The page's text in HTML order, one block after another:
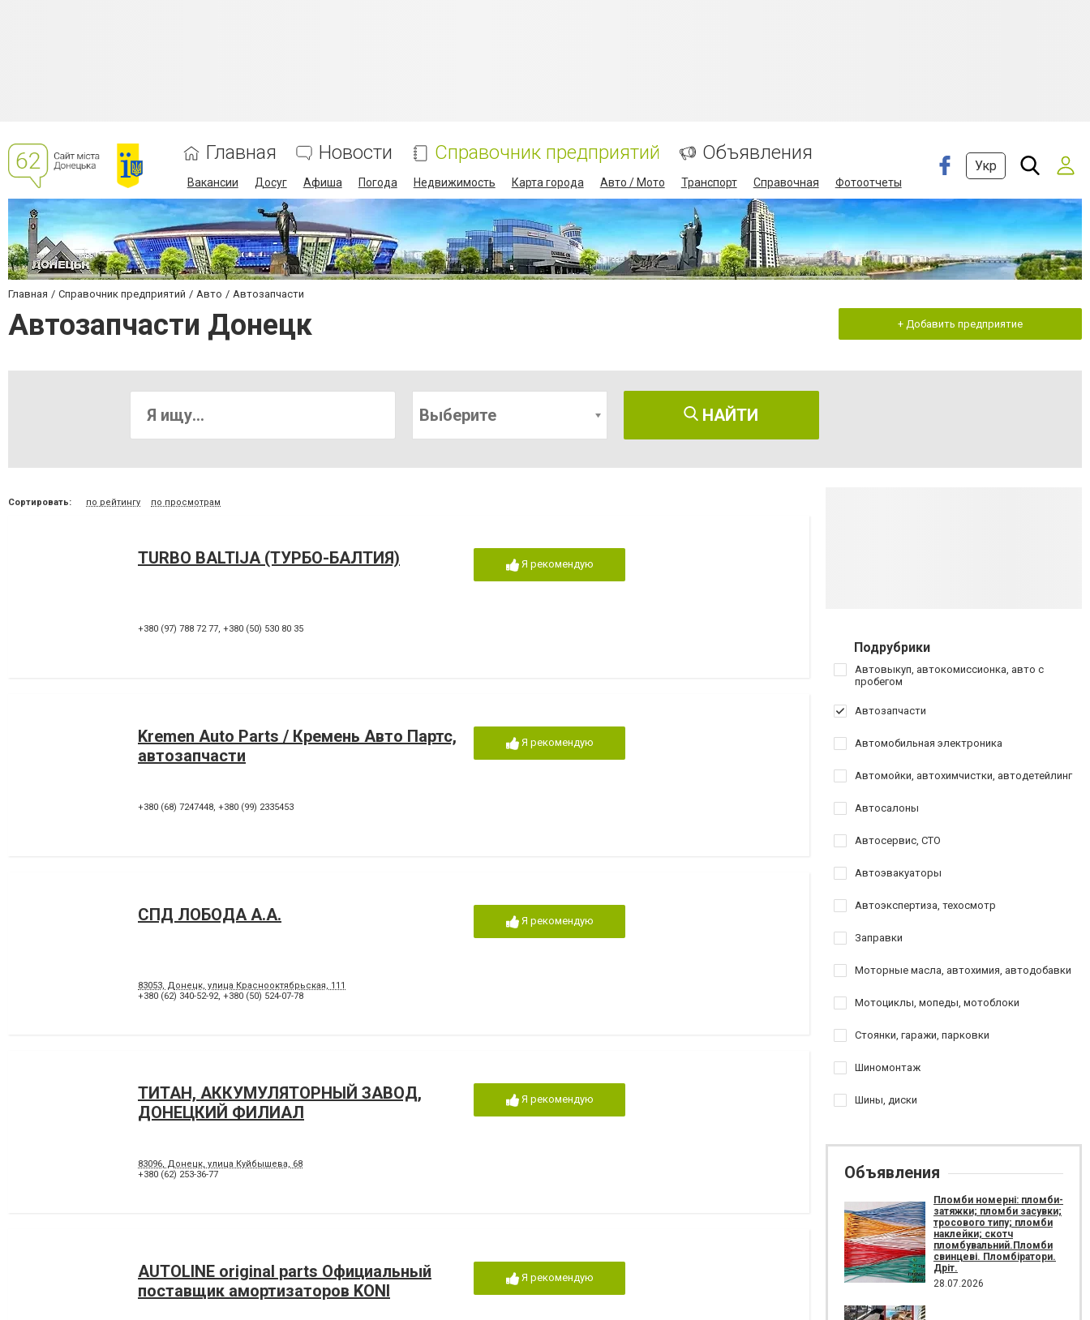
Главная Новости Справочник предприятий Объявления
Вакансии Досуг Афиша Погода Недвижимость Карта города Авто / Мото Транспорт Справочная Фотоотчеты
Укр
Главная Справочник предприятий Авто Автозапчасти
Автозапчасти Донецк + Добавить предприятие
Выберите НАЙТИ
Сортировать: по рейтингу по просмотрам
TURBO BALTIJA (ТУРБО-БАЛТИЯ)
+380 (97) 788 72 77, +380 (50) 530 80 35
Я рекомендую
Kremen Auto Parts / Кремень Авто Партс,
автозапчасти
+380 (68) 7247448, +380 (99) 2335453
Я рекомендую
СПД ЛОБОДА А.А.
83053, Донецк, улица Краснооктябрьская, 111
+380 (62) 340-52-92, +380 (50) 524-07-78
Я рекомендую
ТИТАН, АККУМУЛЯТОРНЫЙ ЗАВОД,
ДОНЕЦКИЙ ФИЛИАЛ
83096, Донецк, улица Куйбышева, 68
+380 (62) 253-36-77
Я рекомендую
AUTOLINE original parts Официальный
поставщик амортизаторов KONI
Я рекомендую
Подрубрики
Автовыкуп, автокомиссионка, авто с
пробегом
Автозапчасти
Автомобильная электроника
Автомойки, автохимчистки, автодетейлинг
Автосалоны
Автосервис, СТО
Автоэвакуаторы
Автоэкспертиза, техосмотр
Заправки
Моторные масла, автохимия, автодобавки
Мотоциклы, мопеды, мотоблоки
Стоянки, гаражи, парковки
Шиномонтаж
Шины, диски
Объявления
Пломби номерні: пломби-
затяжки; пломби засувки;
тросового типу; пломби
наклейки; скотч
пломбувальний.Пломби
свинцеві. Пломбіратори.
Дріт.
28.07.2026